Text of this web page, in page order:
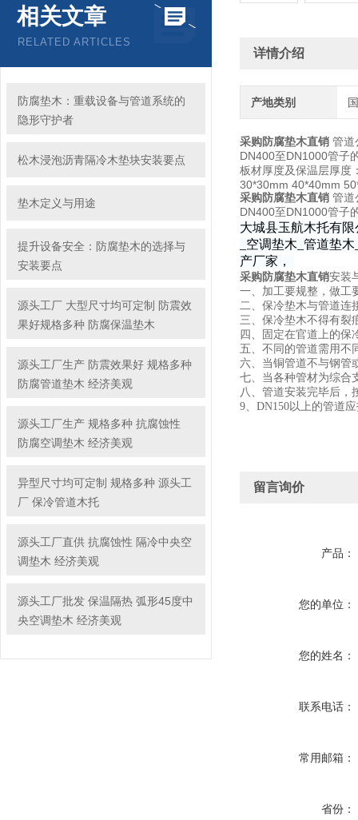
相关文章
RELATED ARTICLES
防腐垫木：重载设备与管道系统的
隐形守护者
松木浸泡沥青隔冷木垫块安装要点
垫木定义与用途
提升设备安全：防腐垫木的选择与
安装要点
源头工厂 大型尺寸均可定制 防震效
果好规格多种 防腐保温垫木
源头工厂生产 防震效果好 规格多种
防腐管道垫木 经济美观
源头工厂生产 规格多种 抗腐蚀性
防腐空调垫木 经济美观
异型尺寸均可定制 规格多种 源头工
厂 保冷管道木托
源头工厂直供 抗腐蚀性 隔冷中央空
调垫木 经济美观
源头工厂批发 保温隔热 弧形45度中
央空调垫木 经济美观
详情介绍
产地类别
采购防腐垫木直销 管道
DN400至DN1000管子
板材厚度及保温层厚度
30*30mm 40*40mm
采购防腐垫木直销 管道
DN400至DN1000管子
大城县玉航木托有
_空调垫木_管道垫
产厂家，
采购防腐垫木直销安装
一、加工要规整，做工
二、保冷垫木与管道连
三、保冷垫木不得有裂
四、固定在官道上的保
五、不同的管道需用不
六、当铜管道不与钢管
七、当各种管材为综合
八、管道安装完毕后，
9、DN150以上的管道
留言询价
产品：
您的单位：
您的姓名：
联系电话：
常用邮箱：
省份：